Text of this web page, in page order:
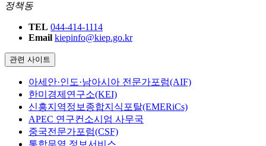
정책동
TEL 044-414-1114
Email kiepinfo@kiep.go.kr
관련 사이트
아세안·인도·남아시아 전문가포럼(AIF)
한미경제연구소(KEI)
신흥지역정보종합지식포탈(EMERiCs)
APEC 연구컨소시엄 사무국
중국전문가포럼(CSF)